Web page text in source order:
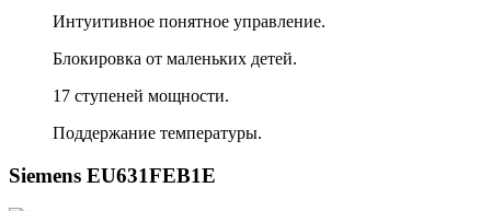
Интуитивное понятное управление.
Блокировка от маленьких детей.
17 ступеней мощности.
Поддержание температуры.
Siemens EU631FEB1E